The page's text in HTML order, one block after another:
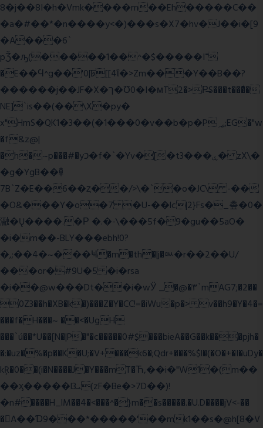
8�j��8I�h�Vmk����m��Eh�����C��
�a�#��*�n����y<�)���s�X7�hv�J��i�[9
�A���6`
pǮ�ԡ(�����1��^�$�����I־
�E��Ϥ^g��'0|ꠓ[[4ΐ�>Zm���Y��B��?
������j��JF�X�ך�Ʊ0�I�мT2�>P̶S���t���ͩ�
NE]`is��(��\X�py�
x"HmS�QK1�3��(�1���0�v��b�p�P؃;EG�"w
�f&z@|
�h�~p���#�yכ�f�`�Yv�[�t3���ۑ� zX\�
�g�YgB��龺
7B`Z�E��6��ȥ��/>\�`�o�JC\ -��
�O&���Y�o�7 �U-��lc|2}Fs�_촢�0�
瀜�Ų����.�Ρ �.�-\���5f�9�gu��5aO�
�i�m��-BLY���ebh!0?
�,;��4�~���Ҹ�m�th�|j�ᇞ�r��2��U/
���or�#9U�5 �i�rsa
�i��@w���Dt��i�wӰ _�@�٣`mAG7;�2��
0Z3��h�XB�k�)���Z�Y�CC!=�iWu�p�> v��h9�Y�4�=
���f�H���~ ��<�UgH
���`ú��*U��[N�|P�"�c�����0#$���bieA��G��k���pjh�
�:�uz�%�p��K�U;�V+���k6�;Qdr+���%$l�(�O�+�I�uDy�
kŖ�0��(i�N����J�Y���mT�Ћ,��i�"W1�(m��
��ӽ�����l3ܝ(zF�Be�>7D��)!
�n#����H_lM��4�<���^�}m��s�����.�U.D����jV<-��
�A��Ɗ9���*�����'��mk1��s�@h[8�V